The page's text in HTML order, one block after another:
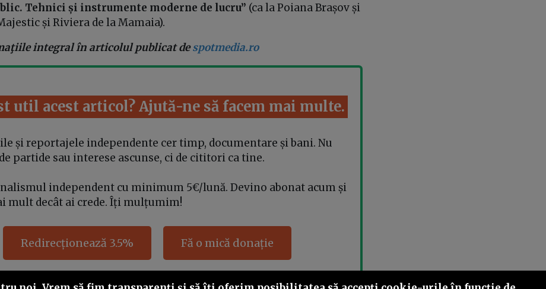
Tehnici și instrumente moderne de lucru” (ca la Poiana Brașov și
și Riviera de la Mamaia).
integral în articolul publicat despotmedia.ro
util acest articol? Ajută-ne să facem mai multe.
și reportajele independente cer timp, documentare și bani. Nu
partide sau interese ascunse, ci de cititori ca tine.
independent cu minimum 5€/lună. Devino abonat acum și
mult decât ai crede. Îți mulțumim!
Redirecționează 3.5% Fă o mică donație